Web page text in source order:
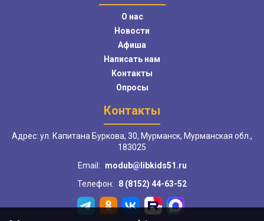
О нас
Новости
Афиша
Написать нам
Контакты
Опросы
Контакты
Адрес: ул. Капитана Буркова, 30, Мурманск, Мурманская обл.,
183025
Email:
modub@libkids51.ru
Телефон:
8 (8152) 44-63-52